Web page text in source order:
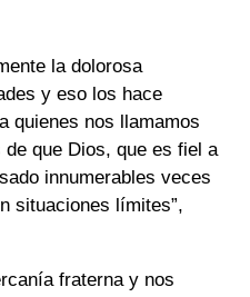
la dolorosa
y eso los hace
quienes nos llamamos
que Dios, que es fiel a
innumerables veces
situaciones límites”,
fraterna y nos